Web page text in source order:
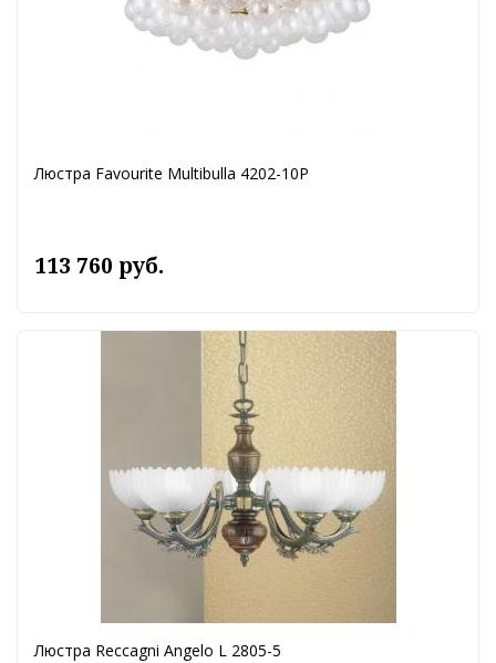
Люстра Favourite Multibulla 4202-10P
113 760 руб.
Люстра Reccagni Angelo L 2805-5